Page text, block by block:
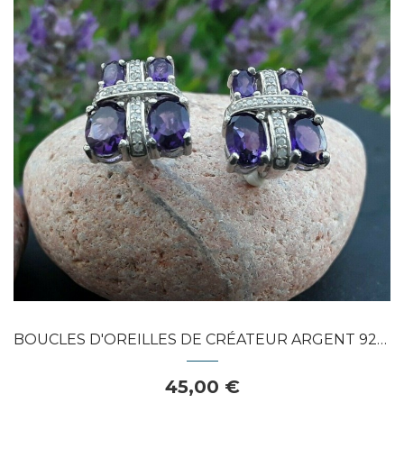
APERÇU RAPIDE
BOUCLES D'OREILLES DE CRÉATEUR ARGENT 925...
45,00 €